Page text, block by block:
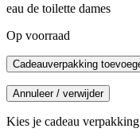
eau de toilette dames
Op voorraad
Cadeauverpakking
Annuleer / verwijder
Kies je cadeau